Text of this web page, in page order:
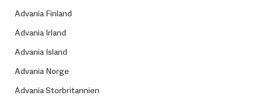
Advania Finland
Advania Irland
Advania Island
Advania Norge
Advania Storbritannien